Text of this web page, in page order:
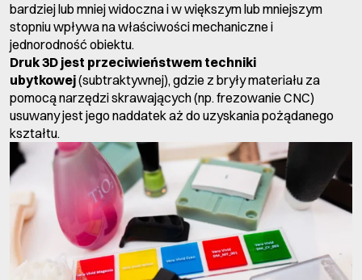
bardziej lub mniej widoczna i w większym lub mniejszym
stopniu wpływa na właściwości mechaniczne i
jednorodność obiektu.
Druk 3D jest przeciwieństwem techniki
ubytkowej(subtraktywnej), gdzie z bryły materiału za
pomocą narzędzi skrawających (np. frezowanie CNC)
usuwany jest jego naddatek aż do uzyskania pożądanego
kształtu.